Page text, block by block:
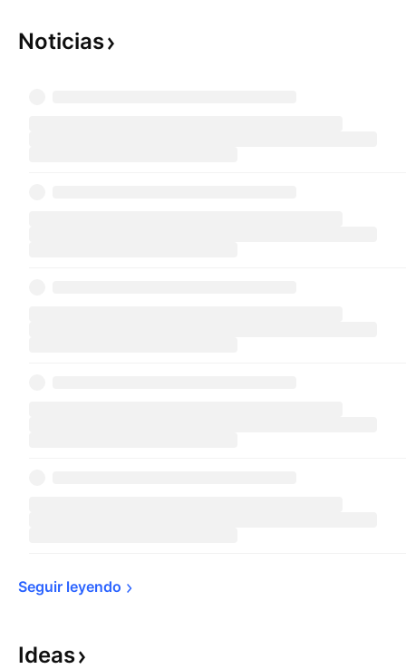
Noticias
Seguir leyendo
Ideas